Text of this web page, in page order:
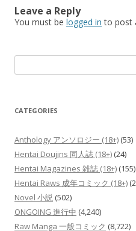
Leave a Reply
You must be logged in to post
for:
CATEGORIES
Anthology アンソロジー (18+) (53)
Hentai Doujins 同人誌 (18+) (24)
Hentai Magazines 雑誌 (18+) (155)
Hentai Raws 成年コミック (18+)
Novel 小説 (502)
ONGOING 進行中 (4,240)
Raw Manga 一般コミック (8,722)